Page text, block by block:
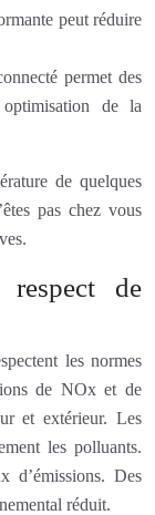
peut réduire
permet des
optimisation de la
de quelques
pas chez vous
de
les normes
de NOx et de
et extérieur. Les
les polluants.
d’émissions. Des
réduit.